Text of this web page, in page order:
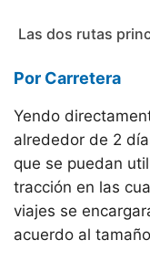
Las dos rutas
Por Carretera
Yendo
alrededor de 2
que se puedan
tracción en las
viajes se
acuerdo al